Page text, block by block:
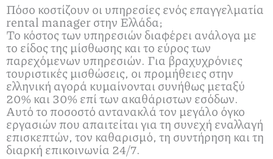
Πόσο κοστίζουν οι υπηρεσίες ενός επαγγελματία
rental manager στην Ελλάδα;
Το κόστος των υπηρεσιών διαφέρει ανάλογα με
το είδος της μίσθωσης και το εύρος των
παρεχόμενων υπηρεσιών. Για βραχυχρόνιες
τουριστικές μισθώσεις, οι προμήθειες στην
ελληνική αγορά κυμαίνονται συνήθως μεταξύ
20% και 30% επί των ακαθάριστων εσόδων.
Αυτό το ποσοστό αντανακλά τον μεγάλο όγκο
εργασιών που απαιτείται για τη συνεχή εναλλαγή
επισκεπτών, τον καθαρισμό, τη συντήρηση και τη
διαρκή επικοινωνία 24/7.